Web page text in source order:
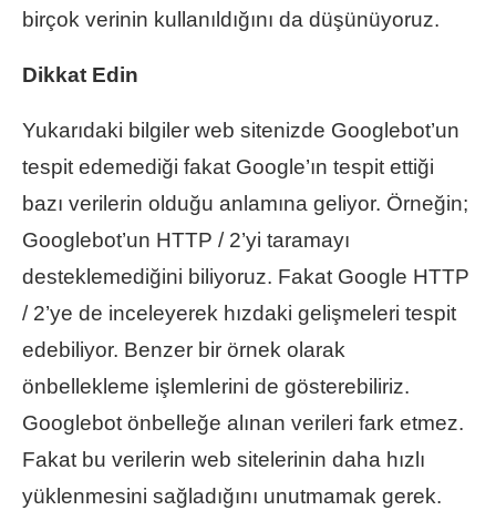
birçok verinin kullanıldığını da düşünüyoruz.
Dikkat Edin
Yukarıdaki bilgiler web sitenizde Googlebot’un
tespit edemediği fakat Google’ın tespit ettiği
bazı verilerin olduğu anlamına geliyor. Örneğin;
Googlebot’un HTTP / 2’yi taramayı
desteklemediğini biliyoruz. Fakat Google HTTP
/ 2’ye de inceleyerek hızdaki gelişmeleri tespit
edebiliyor. Benzer bir örnek olarak
önbellekleme işlemlerini de gösterebiliriz.
Googlebot önbelleğe alınan verileri fark etmez.
Fakat bu verilerin web sitelerinin daha hızlı
yüklenmesini sağladığını unutmamak gerek.